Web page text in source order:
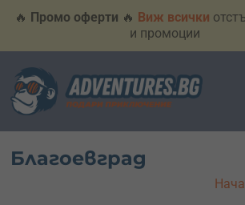
🔥 Промо оферти 🔥 Виж всички
и промоции
Благоевград